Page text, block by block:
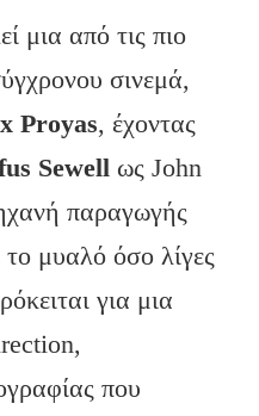
μια από τις πιο
σινεμά,
Proyas, έχοντας
Sewell ως John
παραγωγής
μυαλό όσο λίγες
για μια
που